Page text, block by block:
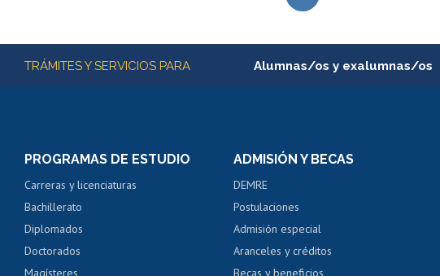
Más información
TRÁMITES Y SERVICIOS PARA Alumnas/os y exalumnas/os
Servicio médico y dental
Pago de arancel y crédito alumnos
Pago de arancel y crédito exalumnos
Certificado de títulos y grados
PROGRAMAS DE ESTUDIO
Carreras y licenciaturas
Bachillerato
Diplomados
Doctorados
Magísteres
ADMISIÓN Y BECAS
DEMRE
Postulaciones
Admisión especial
Aranceles y créditos
Becas y beneficios